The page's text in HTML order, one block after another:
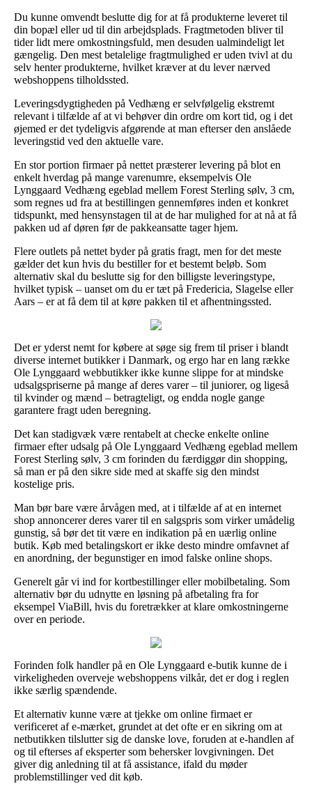
Du kunne omvendt beslutte dig for at få produkterne leveret til
din bopæl eller ud til din arbejdsplads. Fragtmetoden bliver til
tider lidt mere omkostningsfuld, men desuden ualmindeligt let
gængelig. Den mest betalelige fragtmulighed er uden tvivl at du
selv henter produkterne, hvilket kræver at du lever nærved
webshoppens tilholdssted.
Leveringsdygtigheden på Vedhæng er selvfølgelig ekstremt
relevant i tilfælde af at vi behøver din ordre om kort tid, og i det
øjemed er det tydeligvis afgørende at man efterser den anslåede
leveringstid ved den aktuelle vare.
En stor portion firmaer på nettet præsterer levering på blot en
enkelt hverdag på mange varenumre, eksempelvis Ole
Lynggaard Vedhæng egeblad mellem Forest Sterling sølv, 3 cm,
som regnes ud fra at bestillingen gennemføres inden et konkret
tidspunkt, med hensynstagen til at de har mulighed for at nå at få
pakken ud af døren før de pakkeansatte tager hjem.
Flere outlets på nettet byder på gratis fragt, men for det meste
gælder det kun hvis du bestiller for et bestemt beløb. Som
alternativ skal du beslutte sig for den billigste leveringstype,
hvilket typisk – uanset om du er tæt på Fredericia, Slagelse eller
Aars – er at få dem til at køre pakken til et afhentningssted.
Det er yderst nemt for købere at søge sig frem til priser i blandt
diverse internet butikker i Danmark, og ergo har en lang række
Ole Lynggaard webbutikker ikke kunne slippe for at mindske
udsalgspriserne på mange af deres varer – til juniorer, og ligeså
til kvinder og mænd – betragteligt, og endda nogle gange
garantere fragt uden beregning.
Det kan stadigvæk være rentabelt at checke enkelte online
firmaer efter udsalg på Ole Lynggaard Vedhæng egeblad mellem
Forest Sterling sølv, 3 cm forinden du færdiggør din shopping,
så man er på den sikre side med at skaffe sig den mindst
kostelige pris.
Man bør bare være årvågen med, at i tilfælde af at en internet
shop annoncerer deres varer til en salgspris som virker umådelig
gunstig, så bør det tit være en indikation på en uærlig online
butik. Køb med betalingskort er ikke desto mindre omfavnet af
en anordning, der begunstiger en imod falske online shops.
Generelt går vi ind for kortbestillinger eller mobilbetaling. Som
alternativ bør du udnytte en løsning på afbetaling fra for
eksempel ViaBill, hvis du foretrækker at klare omkostningerne
over en periode.
Forinden folk handler på en Ole Lynggaard e-butik kunne de i
virkeligheden overveje webshoppens vilkår, det er dog i reglen
ikke særlig spændende.
Et alternativ kunne være at tjekke om online firmaet er
verificeret af e-mærket, grundet at det ofte er en sikring om at
netbutikken tilslutter sig de danske love, foruden at e-handlen af
og til efterses af eksperter som behersker lovgivningen. Det
giver dig anledning til at få assistance, ifald du møder
problemstillinger ved dit køb.